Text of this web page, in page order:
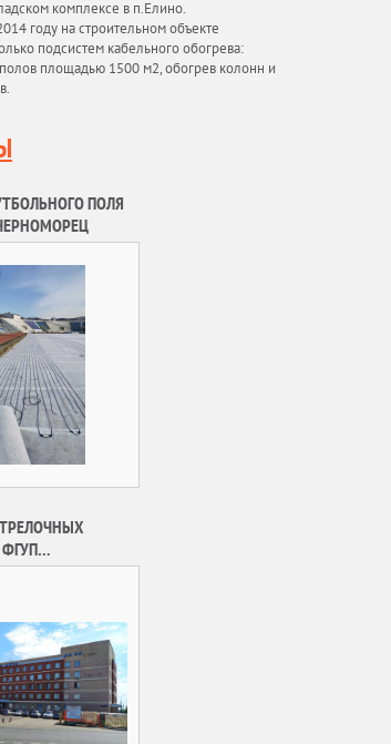
комплексе в п.Елино.
году на строительном объекте
подсистем кабельного обогрева:
площадью 1500 м2, обогрев колонн и
ПОЛЯ
Г. МОСКВЫ